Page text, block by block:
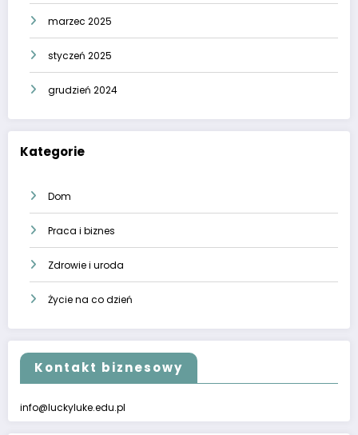
marzec 2025
styczeń 2025
grudzień 2024
Kategorie
Dom
Praca i biznes
Zdrowie i uroda
Życie na co dzień
Kontakt biznesowy
info@luckyluke.edu.pl